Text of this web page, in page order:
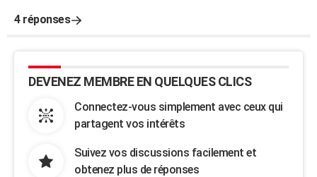
4 réponses
DEVENEZ MEMBRE EN QUELQUES CLICS
Connectez-vous simplement avec ceux qui
partagent vos intérêts
Suivez vos discussions facilement et
obtenez plus de réponses